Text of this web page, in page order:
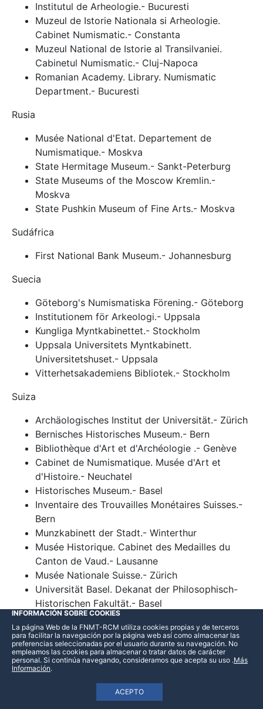
Institutul de Arheologie.- Bucuresti
Muzeul de Istorie Nationala si Arheologie.
Cabinet Numismatic.- Constanta
Muzeul National de Istorie al Transilvaniei.
Cabinetul Numismatic.- Cluj-Napoca
Romanian Academy. Library. Numismatic
Department.- Bucuresti
Rusia
Musée National d'Etat. Departement de
Numismatique.- Moskva
State Hermitage Museum.- Sankt-Peterburg
State Museums of the Moscow Kremlin.-
Moskva
State Pushkin Museum of Fine Arts.- Moskva
Sudáfrica
First National Bank Museum.- Johannesburg
Suecia
Göteborg's Numismatiska Förening.- Göteborg
Institutionem för Arkeologi.- Uppsala
Kungliga Myntkabinettet.- Stockholm
Uppsala Universitets Myntkabinett.
Universitetshuset.- Uppsala
Vitterhetsakademiens Bibliotek.- Stockholm
Suiza
Archäologisches Institut der Universität.- Zürich
Bernisches Historisches Museum.- Bern
Bibliothèque d'Art et d'Archéologie .- Genève
Cabinet de Numismatique. Musée d'Art et
d'Histoire.- Neuchatel
Historisches Museum.- Basel
Inventaire des Trouvailles Monétaires Suisses.-
Bern
Munzkabinett der Stadt.- Winterthur
Musée Historique. Cabinet des Medailles du
Canton de Vaud.- Lausanne
Musée Nationale Suisse.- Zürich
Universität Basel. Dekanat der Philosophisch-
Historischen Fakultät.- Basel
Universitätsbibliothek.- Bern
Taiwan
National Museum of History.- Taipei
INFORMACIÓN SOBRE COOKIES
La página Web de la FNMT-RCM utiliza cookies propias y de terceros
para facilitar la navegación por la página web así como almacenar las
preferencias seleccionadas por el usuario durante su navegación. No
empleamos las cookies para almacenar o tratar datos de carácter
personal. Si continúa navegando, consideramos que acepta su uso
ACEPTO
.Más
Información.